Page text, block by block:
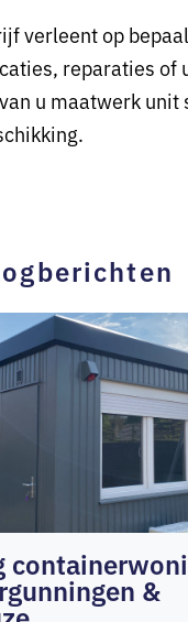
verleent op
reparaties of
u maatwerk unit
&